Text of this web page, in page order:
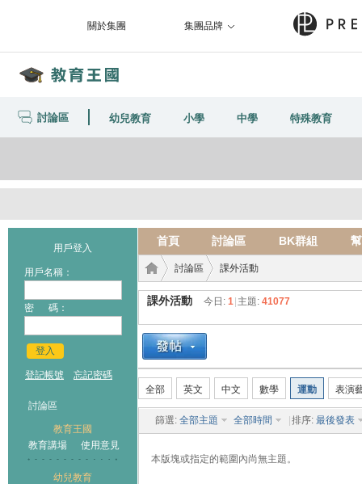
關於集團 集團品牌
討論區 幼兒教育 小學 中學 特殊教育
用戶登入
用戶名稱：
密 碼：
登入
登記帳號 忘記密碼
討論區
教育王國
教育講場
使用意見
幼兒教育
首頁 討論區 BK群組
教育›
討論區
›
課外活動
課外活動 今日: 1 主題: 41077
全部 英文 中文 數學 運動 表演
篩選: 全部主題 全部時間 排序: 最後發表
本版塊或指定的範圍內尚無主題。